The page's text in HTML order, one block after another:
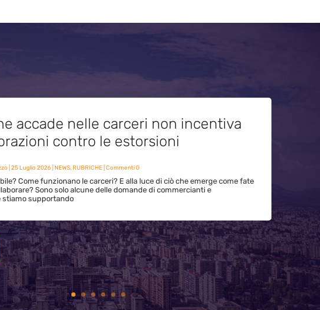
accade nelle carceri non incentiva
contro le estorsioni
| 25 Luglio 2026| NEWS,RUBRICHE| Commenti 0
Come funzionano le carceri? E alla luce di ciò che emerge come fate
Sono solo alcune delle domande di commercianti e
supportando